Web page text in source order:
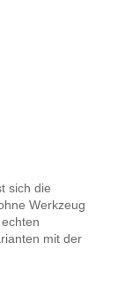
sich die
Werkzeug
mit der